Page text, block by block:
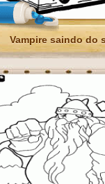
Vampire saindo do